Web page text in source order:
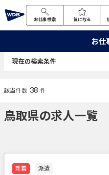
お仕事検索 気になる
お仕
現在の検索条件
該当件数 38 件
鳥取県の求人一覧
新着 派遣